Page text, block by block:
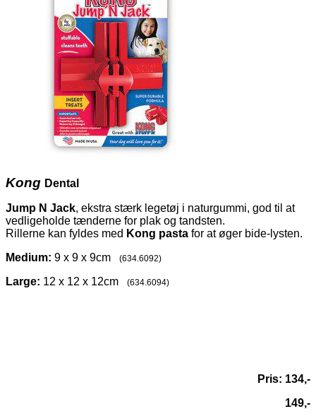
Kong Dental
Jump N Jack, ekstra stærk legetøj i naturgummi, god til at
vedligeholde tænderne for plak og tandsten.
Rillerne kan fyldes med Kong pasta for at øger bide-lysten.
Medium: 9 x 9 x 9cm (634.6092)
Large: 12 x 12 x 12cm (634.6094)
Pris: 134,-
149,-